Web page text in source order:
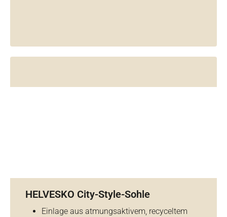
HELVESKO City-Style-Sohle
Einlage aus atmungsaktivem, recyceltem